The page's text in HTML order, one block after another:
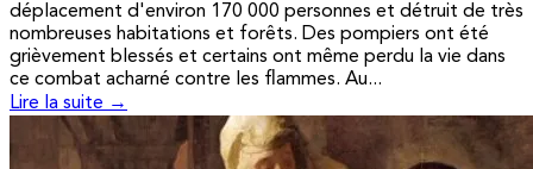
déplacement d'environ 170 000 personnes et détruit de très
nombreuses habitations et forêts. Des pompiers ont été
grièvement blessés et certains ont même perdu la vie dans
ce combat acharné contre les flammes. Au...
Lire la suite →